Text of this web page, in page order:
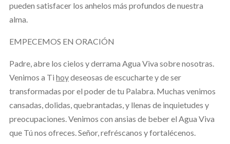
pueden satisfacer los anhelos más profundos de nuestra
alma.
EMPECEMOS EN ORACIÓN
Padre, abre los cielos y derrama Agua Viva sobre nosotras.
Venimos a Ti hoydeseosas de escucharte y de ser
transformadas por el poder de tu Palabra. Muchas venimos
cansadas, dolidas, quebrantadas, y llenas de inquietudes y
preocupaciones. Venimos con ansias de beber el Agua Viva
que Tú nos ofreces. Señor, refréscanos y fortalécenos.